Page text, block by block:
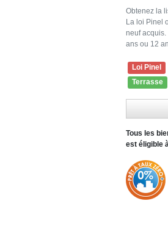
Obtenez la
La loi Pinel
neuf
ans ou 12
Loi Pinel
Terrasse
Tous les
est éligible